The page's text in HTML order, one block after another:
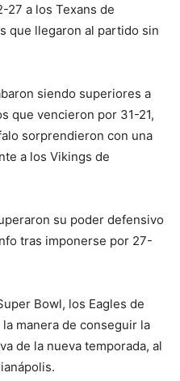
27 a los Texans de
que llegaron al partido sin
siendo superiores a
que vencieron por 31-21,
sorprendieron con una
a los Vikings de
su poder defensivo
tras imponerse por 27-
Bowl, los Eagles de
manera de conseguir la
de la nueva temporada, al